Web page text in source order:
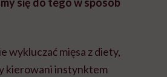
wykluczać mięsa z diety,
kierowani instynktem